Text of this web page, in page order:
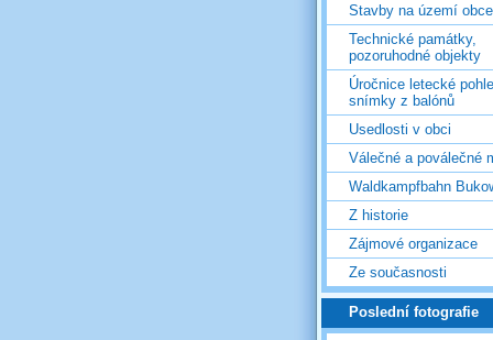
Stavby na území obce
Technické památky,
pozoruhodné objekty
Úročnice letecké
snímky z balónů
Usedlosti v obci
Válečné a poválečné
Waldkampfbahn
Z historie
Zájmové organizace
Ze současnosti
Poslední fotografie